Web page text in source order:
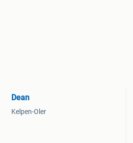
Dean
Kelpen-Oler